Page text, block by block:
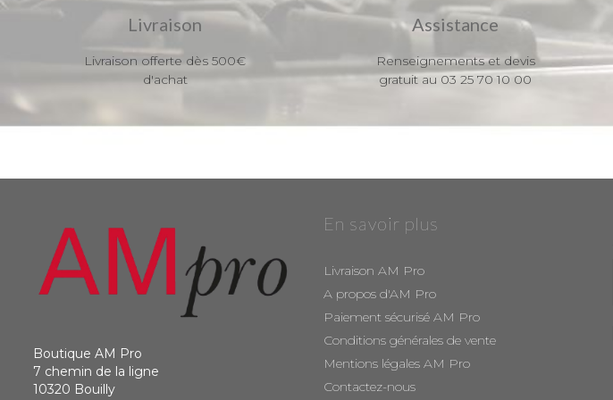
Livraison
Livraison offerte dès 500€
d'achat
Assistance
Renseignements et devis
gratuit au 03 25 70 10 00
Boutique AM Pro
7 chemin de la ligne
10320 Bouilly
En savoir plus
Livraison AM Pro
A propos d'AM Pro
Paiement sécurisé AM Pro
Conditions générales de vente
Mentions légales AM Pro
Contactez-nous